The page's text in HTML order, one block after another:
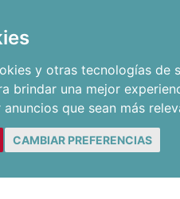
y otras tecnologías de
brindar una mejor
que sean más
CAMBIAR PREFERENCIAS